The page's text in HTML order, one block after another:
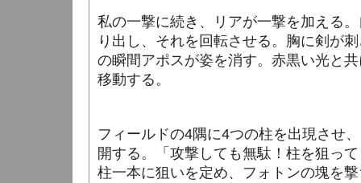
私の一撃に続き、リアが一撃を加える
り出し、それを回転させる。胸に剣が
の瞬間アポスが姿を消す。赤黒い光と
移動する。
フィールドの4隅に4つの柱を出現させ
開する。「攻撃しても無駄！柱を狙っ
柱一本に狙いを定め、フォトンの塊を